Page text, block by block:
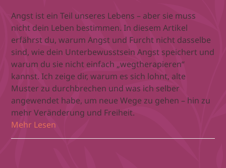
Angst ist ein Teil unseres Lebens – aber sie muss
nicht dein Leben bestimmen. In diesem Artikel
erfährst du, warum Angst und Furcht nicht dasselbe
sind, wie dein Unterbewusstsein Angst speichert und
warum du sie nicht einfach „wegtherapieren“
kannst. Ich zeige dir, warum es sich lohnt, alte
Muster zu durchbrechen und was ich selber
angewendet habe, um neue Wege zu gehen – hin zu
mehr Veränderung und Freiheit.
Mehr Lesen